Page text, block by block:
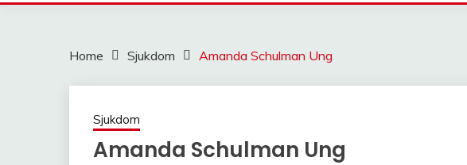
Home Sjukdom Amanda Schulman Ung
Sjukdom
Amanda Schulman Ung